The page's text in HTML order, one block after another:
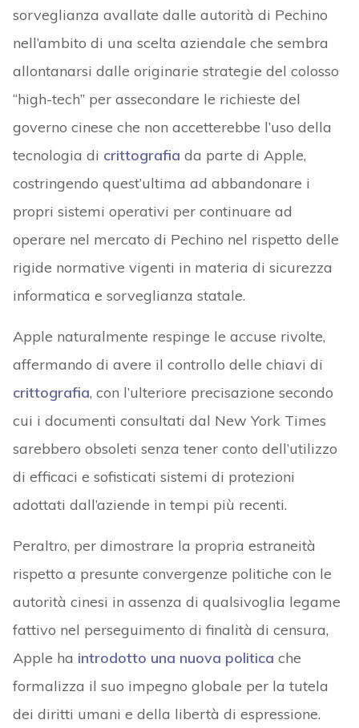
sorveglianza avallate dalle autorità di Pechino
nell’ambito di una scelta aziendale che sembra
allontanarsi dalle originarie strategie del colosso
“high-tech” per assecondare le richieste del
governo cinese che non accetterebbe l’uso della
tecnologia di crittografia da parte di Apple,
costringendo quest’ultima ad abbandonare i
propri sistemi operativi per continuare ad
operare nel mercato di Pechino nel rispetto delle
rigide normative vigenti in materia di sicurezza
informatica e sorveglianza statale.
Apple naturalmente respinge le accuse rivolte,
affermando di avere il controllo delle chiavi di
crittografia, con l’ulteriore precisazione secondo
cui i documenti consultati dal New York Times
sarebbero obsoleti senza tener conto dell’utilizzo
di efficaci e sofisticati sistemi di protezioni
adottati dall’aziende in tempi più recenti.
Peraltro, per dimostrare la propria estraneità
rispetto a presunte convergenze politiche con le
autorità cinesi in assenza di qualsivoglia legame
fattivo nel perseguimento di finalità di censura,
Apple ha introdotto una nuova politica che
formalizza il suo impegno globale per la tutela
dei diritti umani e della libertà di espressione.